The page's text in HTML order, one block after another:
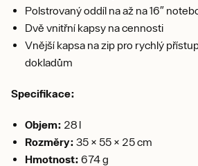
Polstrovaný oddíl na až na 16″
Dvě vnitřní kapsy na cennosti
Vnější kapsa na zip pro rychlý
dokladům
Specifikace:
Objem: 28 l
Rozměry: 35 × 55 × 25 cm
Hmotnost: 674 g